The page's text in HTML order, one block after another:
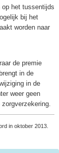
het tussentijds
bij het
worden naar
de premie
in de
in de
weer geen
in oktober 2013.